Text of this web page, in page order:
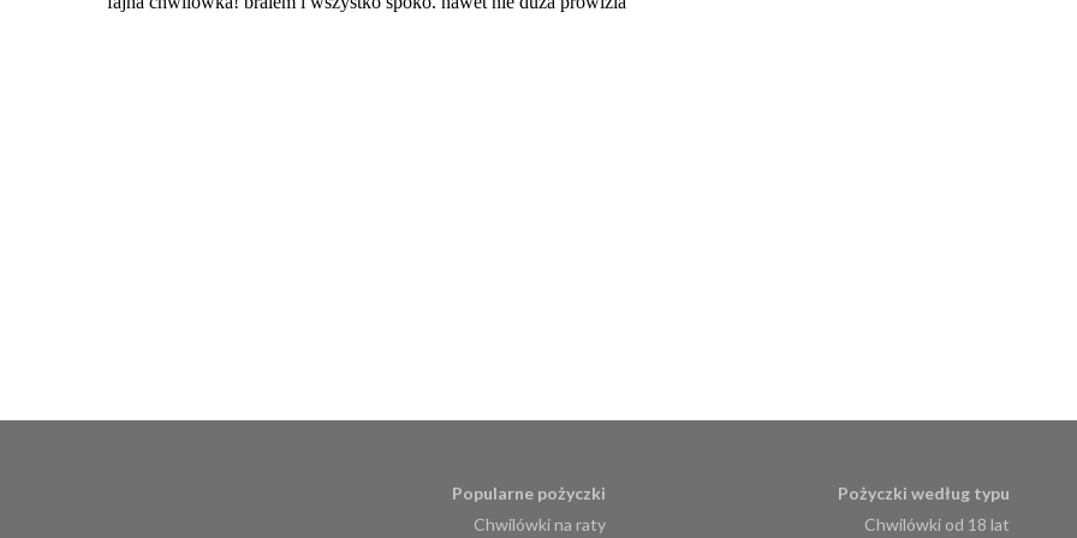
Popularne pożyczki
Chwilówki na raty
Pożyczki według typu
Chwilówki od 18 lat